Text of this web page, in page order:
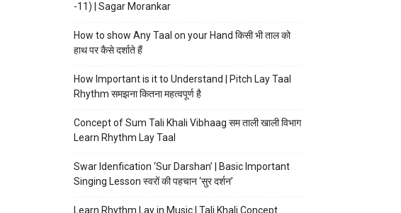
-11) | Sagar Morankar
How to show Any Taal on your Hand किसी भी ताल को
हाथ पर कैसे दर्शाते हैं
How Important is it to Understand | Pitch Lay Taal
Rhythm समझना कितना महत्वपूर्ण है
Concept of Sum Tali Khali Vibhaag सम ताली खाली विभाग
Learn Rhythm Lay Taal
Swar Idenfication ‘Sur Darshan’ | Basic Important
Singing Lesson स्वरों की पहचान ‘सुर दर्शन’
Learn Rhythm Lay in Music | Tali Khali Concept